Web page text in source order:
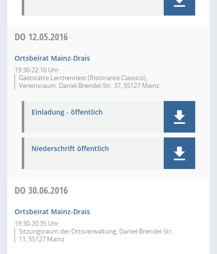
DO 12.05.2016
Ortsbeirat Mainz-Drais
19:30-22:10 Uhr
Gaststätte Lerchennest (Ristorante Classico),
Vereinsraum, Daniel-Brendel-Str. 37, 55127 Mainz
Einladung - öffentlich
Niederschrift öffentlich
DO 30.06.2016
Ortsbeirat Mainz-Drais
19:30-20:35 Uhr
Sitzungsraum der Ortsverwaltung, Daniel-Brendel-Str.
11, 55127 Mainz